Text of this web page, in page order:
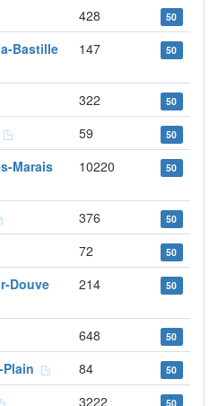
428 50
Bastille 147 50
322 50
59 50
Marais 10220 50
376 50
72 50
Douve 214 50
648 50
84 50
3222 50